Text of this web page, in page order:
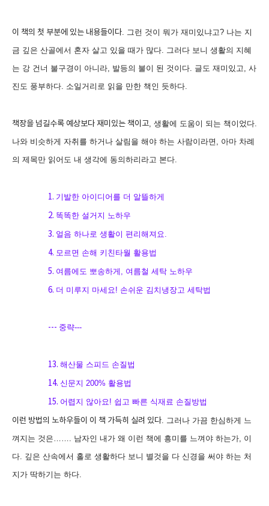
이 책의 첫 부분에 있는 내용들이다 그런 것이 뭐가 재미있냐고? 나는 지
금 깊은 산골에서 혼자 살고 있을 때가 많다
그러다 보니 생활의 지혜
는 강 건너 불구경이 아니라 발등의 불이 된 것이다 글도 재미있고
사
진도 풍부하다 소일거리로 읽을 만한 책인 듯하다
책장을 넘길수록 예상보다 재미있는 책이고 생활에 도움이 되는 책이었다
나와 비슷하게 자취를 하거나 살림을 해야 하는 사람이라면
아마 차례
의 제목만 읽어도 내 생각에 동의하리라고 본다
1. 기발한 아이디어를 더 알뜰하게
2. 똑똑한 설거지 노하우
3. 얼음 하나로 생활이 편리해져요
4. 모르면 손해 키친타월 활용법
5. 여름에도 뽀송하게 여름철 세탁 노하우
6. 더 미루지 마세요 ! 손쉬운 김치냉장고 세탁법
--- 중략---
13. 해산물 스피드 손질법
14. 신문지 200% 활용법
15. 어렵지 않아요 ! 쉽고 빠른 식재료 손질방법
이런 방법의 노하우들이 이 책 가득히 실려 있다
그러나 가끔 한심하게 느
껴지는 것은
남자인 내가 왜 이런 책에 흥미를 느껴야 하는가 이
다 깊은 산속에서 홀로 생활하다 보니 별것을 다 신경을 써야 하는 처
지가 딱하기는 하다